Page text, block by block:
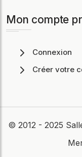
Mon compte
Connexion
Créer votre
© 2012 - 2025